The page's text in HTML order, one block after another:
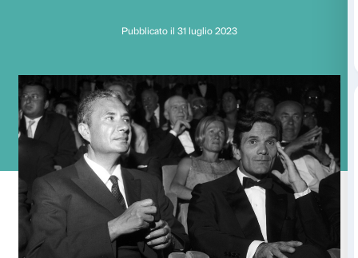
Tra Pier Paolo
Aldo Moro e Yan
Pubblicato il 31 luglio 2023